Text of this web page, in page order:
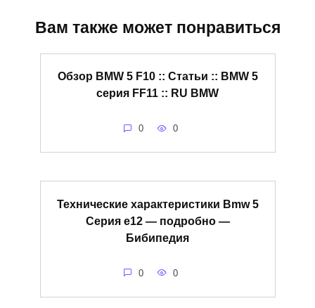
Вам также может понравиться
Обзор BMW 5 F10 :: Статьи :: BMW 5
серия FF11 :: RU BMW
0 0
Технические характеристики Bmw 5
Серия e12 — подробно —
Бибипедия
0 0